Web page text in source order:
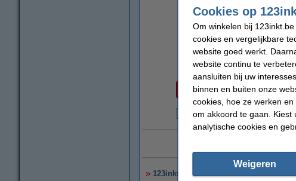
Wij
Per pagina
€ 0,039
€ 233,50
123inkt huismerk vervangt HP 415X
Cookies op
Om winkelen bij
cookies en vergelijkbare
website goed werkt.
website continu te
aansluiten bij uw
binnen en buiten onze
cookies, hoe ze werken
om akkoord te gaan. Kiest
analytische cookies en
Weigeren